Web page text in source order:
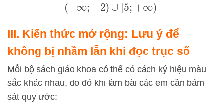
(−∞ ;−2) ∪[ 5;+∞)
III. Kiến thức mở rộng: Lưu ý để
không bị nhầm lẫn khi đọc trục số
Mỗi bộ sách giáo khoa có thể có cách ký hiệu màu
sắc khác nhau, do đó khi làm bài các em cần bám
sát quy ước: